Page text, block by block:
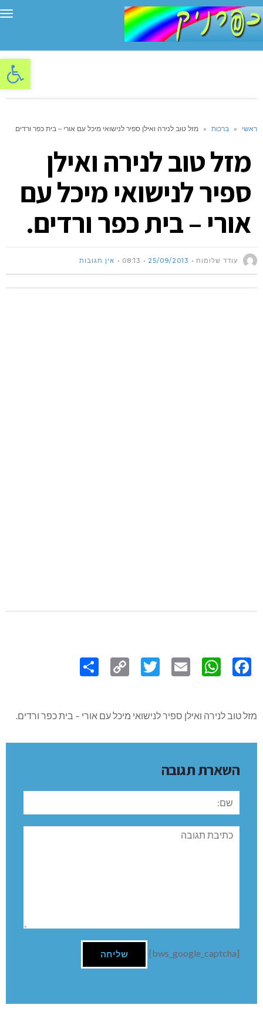
פתח
ראשי » ברכות » מזל טוב לנירה ואילן ספיר לנישואי מיכל עם אורי – בית כפר ורדים.
מזל טוב לנירה ואילן
ספיר לנישואי מיכל עם
אורי – בית כפר ורדים.
עודד שלומות 25/09/2013
08:13 אין תגובות
Link
מזל טוב לנירה ואילן ספיר לנישואי מיכל עם אורי – בית כפר ורדים.
השארת תגובה
שם:
תגובה
[bws_google_captcha]